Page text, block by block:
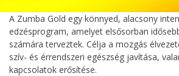
CSEPEL GALÉRIA
ÖSSZETARTOZÁS HÁZA TRIANON
CSEPELI HÍRMONDÓ
A Zumba Gold egy könnyed, alacsony
edzésprogram, amelyet elsősorban
számára terveztek. Célja a mozgás
szív- és érrendszeri egészség javítása,
kapcsolatok erősítése.